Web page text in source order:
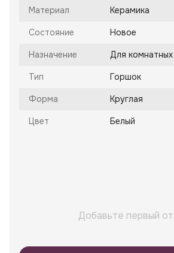
Материал
Керамика
Состояние Новое
Назначение Для
Тип Горшок
Форма Круглая
Цвет Белый
Добавьте первый